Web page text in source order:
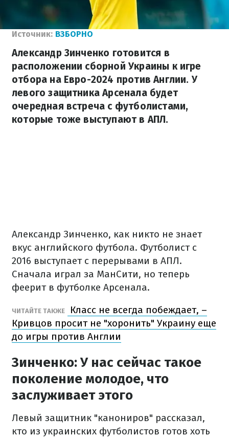
Источник: ВЗБОРНО
Александр Зинченко готовится в
расположении сборной Украины к игре
отбора на Евро-2024 против Англии. У
левого защитника Арсенала будет
очередная встреча с футболистами,
которые тоже выступают в АПЛ.
Александр Зинченко, как никто не знает
вкус английского футбола. Футболист с
2016 выступает с перерывами в АПЛ.
Сначала играл за МанСити, но теперь
феерит в футболке Арсенала.
ЧИТАЙТЕ ТАКЖЕ
Класс не всегда побеждает, –
Кривцов просит не "хоронить" Украину еще
до игры против Англии
Зинченко: У нас сейчас такое
поколение молодое, что
заслуживает этого
Левый защитник "канониров" рассказал,
кто из украинских футболистов готов хоть